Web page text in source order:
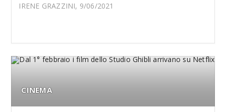
IRENE GRAZZINI, 9/06/2021
CINEMA